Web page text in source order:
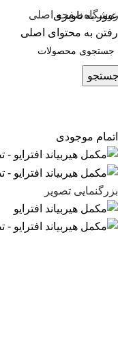
عبور به ناوبری
رفتن به محتوای اصلی
صفحه اصلی
اتمام موجودی
بزرگنمایی تصویر